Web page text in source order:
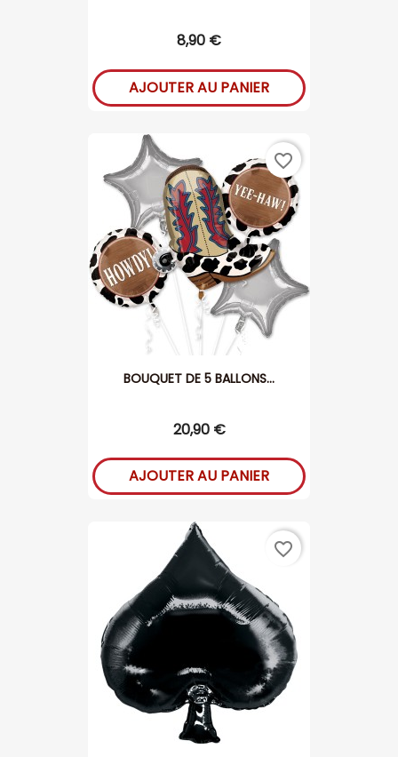
8,90 €
AJOUTER AU PANIER
BOUQUET DE 5 BALLONS...
20,90 €
AJOUTER AU PANIER
favorite_border
favorite_border